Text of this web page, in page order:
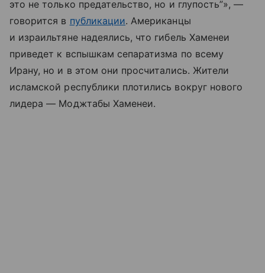
это не только предательство, но и глупость”», —
говорится в публикации. Американцы
и израильтяне надеялись, что гибель Хаменеи
приведет к вспышкам сепаратизма по всему
Ирану, но и в этом они просчитались. Жители
исламской республики плотились вокруг нового
лидера — Моджтабы Хаменеи.